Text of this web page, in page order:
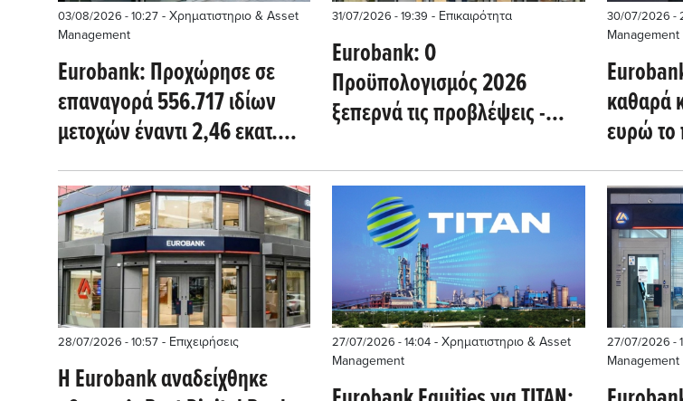
03/08/2026 - 10:27 - Χρηματιστηριο & Asset
Management
Eurobank: Προχώρησε σε
επαναγορά 556.717 ιδίων
μετοχών έναντι 2,46 εκατ.
ευρώ
31/07/2026 - 19:39 - Επικαιρότητα
Eurobank: Ο
Προϋπολογισμός 2026
ξεπερνά τις προβλέψεις -
ισχυρό δημοσιονομικό
«μαξιλάρι»
30/07/2026 -
Management
καθαρά
ευρώ το
28/07/2026 - 10:57 - Επιχειρήσεις
Η Eurobank αναδείχθηκε
27/07/2026 - 14:04 - Χρηματιστηριο & Asset
Management
27/07/2026 -
Management